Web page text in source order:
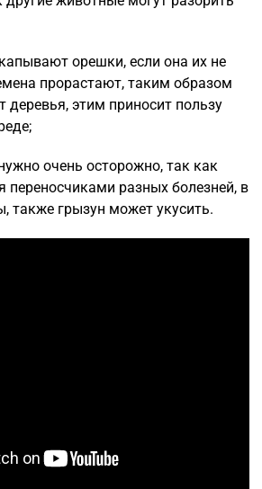
орешки, если она их не
прорастают, таким образом
деревья, этим приносит пользу
очень осторожно, так как
переносчиками разных болезней, в
также грызун может укусить.